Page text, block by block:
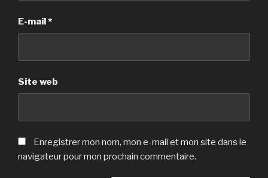
E-mail*
Site web
Enregistrer mon nom, mon e-mail et mon site dans le
navigateur pour mon prochain commentaire.